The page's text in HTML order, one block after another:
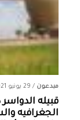
مبدعون / 29 يونيو 2021
قبيله
الجغرافيه